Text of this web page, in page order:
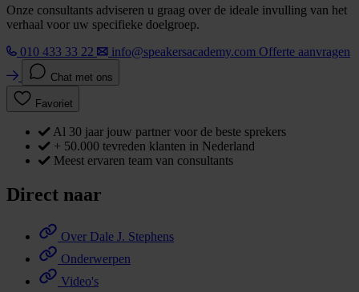
Onze consultants adviseren u graag over de ideale invulling van het
verhaal voor uw specifieke doelgroep.
010 433 33 22
info@speakersacademy.com Offerte aanvragen
Chat met ons
Favoriet
Al 30 jaar jouw partner voor de beste sprekers
+ 50.000 tevreden klanten in Nederland
Meest ervaren team van consultants
Direct naar
Over Dale J. Stephens
Onderwerpen
Video's